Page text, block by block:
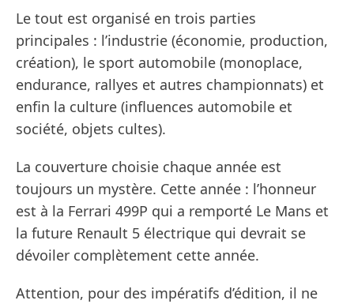
Le tout est organisé en trois parties
principales : l’industrie (économie, production,
création), le sport automobile (monoplace,
endurance, rallyes et autres championnats) et
enfin la culture (influences automobile et
société, objets cultes).
La couverture choisie chaque année est
toujours un mystère. Cette année : l’honneur
est à la Ferrari 499P qui a remporté Le Mans et
la future Renault 5 électrique qui devrait se
dévoiler complètement cette année.
Attention, pour des impératifs d’édition, il ne